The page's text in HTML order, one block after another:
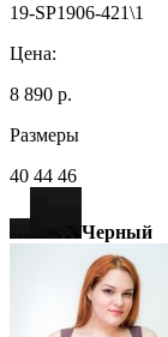
19-SP1906-421\1
Цена:
8 890 р.
Размеры
40 44 46
Черный